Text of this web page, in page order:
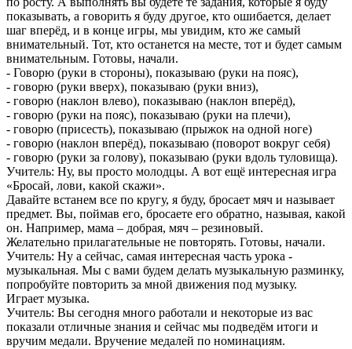
показывать, а говорить я буду другое, кто ошибается, делает
шаг вперёд, и в конце игры, мы увидим, кто же самый
внимательный. Тот, кто останется на месте, тот и будет самым
внимательным. Готовы, начали.
- Говорю (руки в стороны), показываю (руки на пояс),
- говорю (руки вверх), показываю (руки вниз),
- говорю (наклон влево), показываю (наклон вперёд),
- говорю (руки на пояс), показываю (руки на плечи),
- говорю (присесть), показываю (прыжок на одной ноге)
- говорю (наклон вперёд), показываю (поворот вокруг себя)
- говорю (руки за голову), показываю (руки вдоль туловища).
Учитель: Ну, вы просто молодцы. А вот ещё интересная игра
«Бросай, лови, какой скажи».
Давайте встанем все по кругу, я буду, бросает мяч и называет
предмет. Вы, поймав его, бросаете его обратно, называя, какой
он. Например, мама – добрая, мяч – резиновый.
Желательно прилагательные не повторять. Готовы, начали.
Учитель: Ну а сейчас, самая интересная часть урока -
музыкальная. Мы с вами будем делать музыкальную разминку,
попробуйте повторить за мной движения под музыку.
Играет музыка.
Учитель: Вы сегодня много работали и некоторые из вас
показали отличные знания и сейчас мы подведём итоги и
вручим медали. Вручение медалей по номинациям.